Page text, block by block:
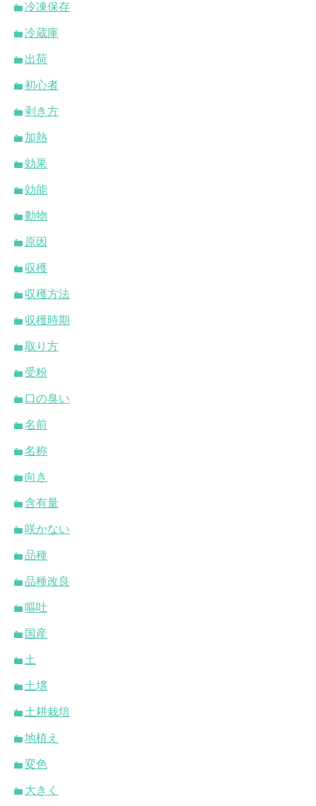
冷凍保存
冷蔵庫
出荷
初心者
剥き方
加熱
効果
効能
動物
原因
収穫
収穫方法
収穫時期
取り方
受粉
口の臭い
名前
名称
向き
含有量
咲かない
品種
品種改良
嘔吐
国産
土
土壌
土耕栽培
地植え
変色
大きく